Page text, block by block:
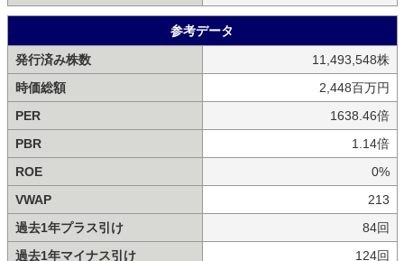
参考データ
発行済み株数
11,493,548株
時価総額
2,448百万円
PER
1638.46倍
PBR
1.14倍
ROE
0%
VWAP
213
過去1年プラス引け
84回
過去1年マイナス引け
124回